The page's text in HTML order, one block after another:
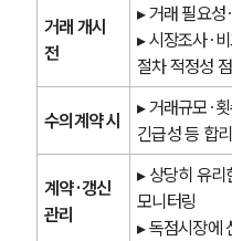
거래 개시
전
▸ 거래 필요성
▸ 시장조사·
절차 적정성
수의계약 시
▸ 거래규모·
긴급성 등 합
계약·갱신
관리
▸ 상당히 유리
모니터링
▸ 독점시장에